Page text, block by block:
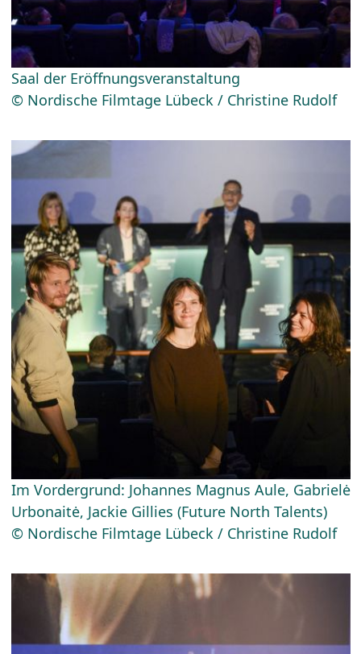
Saal der Eröffnungsveranstaltung
© Nordische Filmtage Lübeck / Christine Rudolf
Im Vordergrund: Johannes Magnus Aule, Gabrielė
Urbonaitė, Jackie Gillies (Future North Talents)
© Nordische Filmtage Lübeck / Christine Rudolf